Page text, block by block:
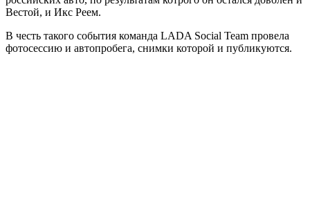
Вестой, и Икс Реем.
В честь такого события команда LADA Social Team провела
фотосессию и автопробега, снимки которой и публикуются.